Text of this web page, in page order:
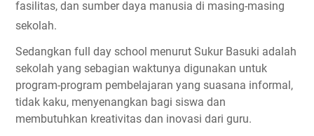
fasilitas, dan sumber daya manusia di masing-masing
sekolah.
Sedangkan full day school menurut Sukur Basuki adalah
sekolah yang sebagian waktunya digunakan untuk
program-program pembelajaran yang suasana informal,
tidak kaku, menyenangkan bagi siswa dan
membutuhkan kreativitas dan inovasi dari guru.